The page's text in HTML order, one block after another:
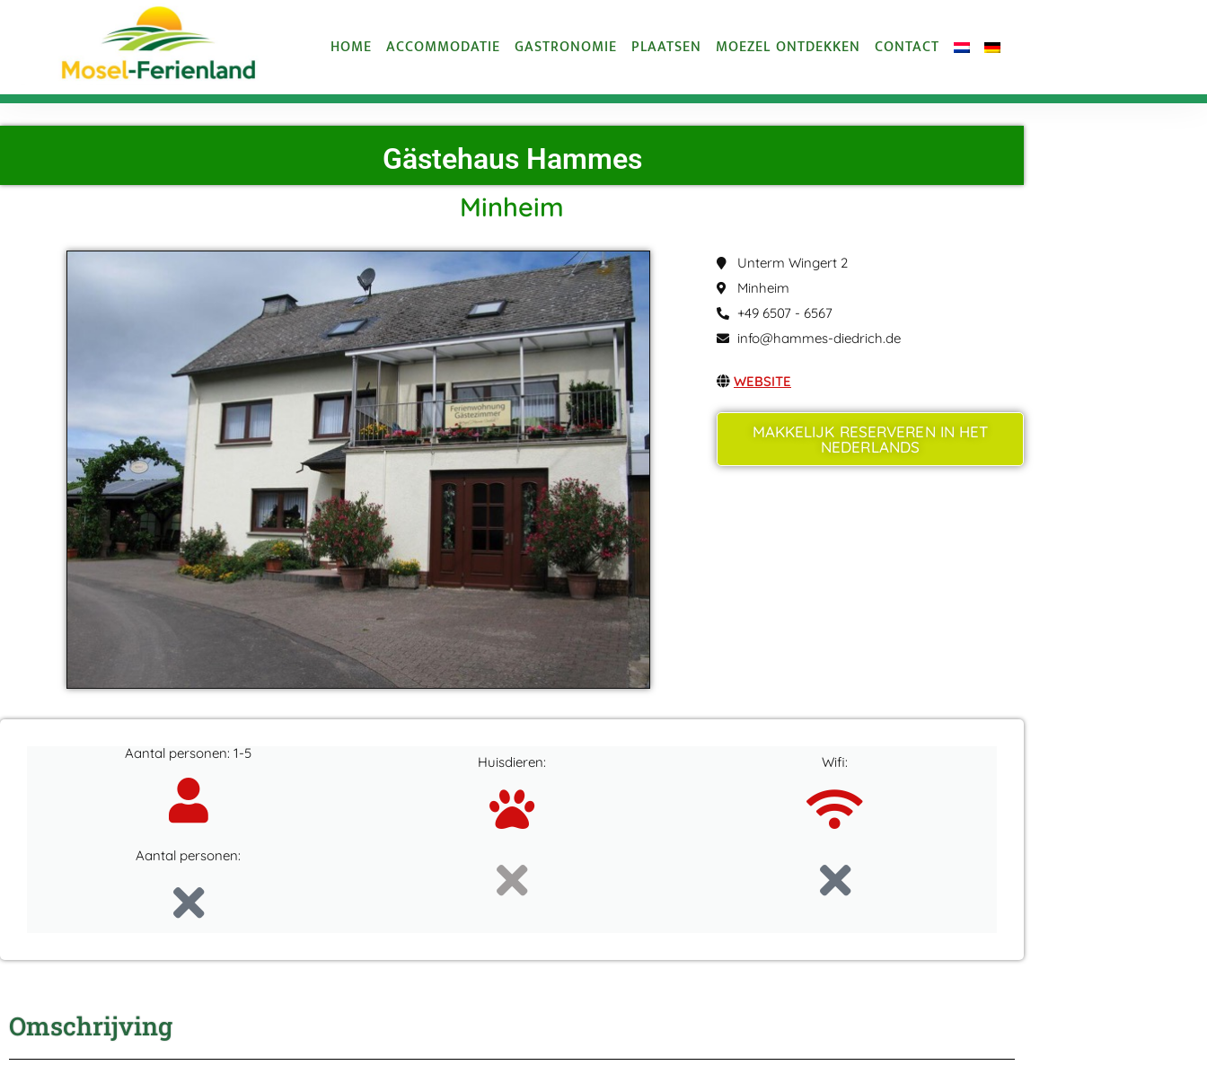
HOME ACCOMMODATIE GASTRONOMIE PLAATSEN MOEZEL ONTDEKKEN CONTACT
Gästehaus Hammes
Minheim
Unterm Wingert 2
Minheim
+49 6507 - 6567
info@hammes-diedrich.de
WEBSITE
MAKKELIJK RESERVEREN IN HET
NEDERLANDS
Aantal personen: 1-5
Aantal personen:
Huisdieren: Wifi:
Omschrijving